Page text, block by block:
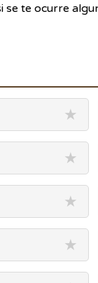
te ocurre
★
★
★
★